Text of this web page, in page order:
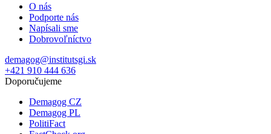
O nás
Podporte nás
Napísali sme
Dobrovoľníctvo
demagog@institutsgi.sk
+421 910 444 636
Doporučujeme
Demagog CZ
Demagog PL
PolitiFact